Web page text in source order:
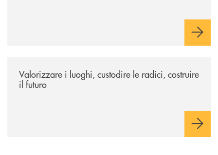
Valorizzare i luoghi, custodire le radici, costruire
il futuro